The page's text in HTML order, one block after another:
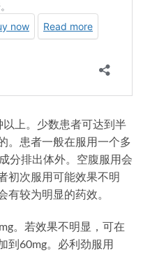
以上。少数患者可达到半
。患者一般在服用一个多
分排出体外。空腹服用会
初次服用可能效果不明
有较为明显的药效。
。若效果不明显，可在
到60mg。必利劲服用